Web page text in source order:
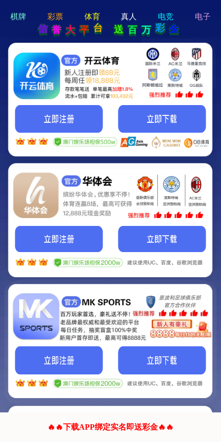
hi 💗
Hey Guys!
我们即将上线啦...
我们的网站正在建设.
它将是非常棒的网站.
联系我们!